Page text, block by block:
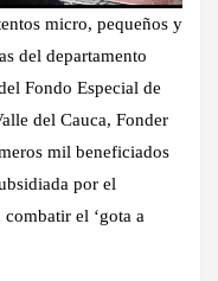
micro, pequeños y
del departamento
Fondo Especial de
del Cauca, Fonder
mil beneficiados
por el
el ‘gota a